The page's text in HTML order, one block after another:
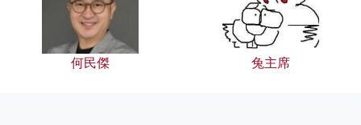
何民傑 兔主席